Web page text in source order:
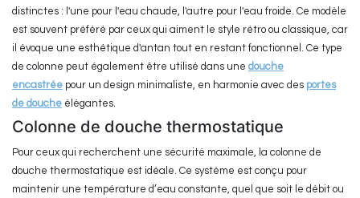
distinctes : l'une pour l'eau chaude, l'autre pour l'eau froide. Ce modèle
est souvent préféré par ceux qui aiment le style rétro ou classique, car
il évoque une esthétique d'antan tout en restant fonctionnel. Ce type
de colonne peut également être utilisé dans une douche
encastrée pour un design minimaliste, en harmonie avec des portes
de douche élégantes.
Colonne de douche thermostatique
Pour ceux qui recherchent une sécurité maximale, la colonne de
douche thermostatique est idéale. Ce système est conçu pour
maintenir une température d’eau constante, quel que soit le débit ou